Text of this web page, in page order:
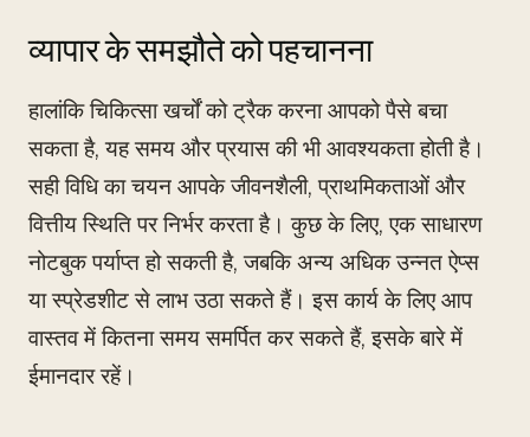
व्यापार के समझौते को पहचानना
हालांकि चिकित्सा खर्चों को ट्रैक करना आपको पैसे बचा
सकता है, यह समय और प्रयास की भी आवश्यकता होती है।
सही विधि का चयन आपके जीवनशैली, प्राथमिकताओं और
वित्तीय स्थिति पर निर्भर करता है। कुछ के लिए, एक साधारण
नोटबुक पर्याप्त हो सकती है, जबकि अन्य अधिक उन्नत ऐप्स
या स्प्रेडशीट से लाभ उठा सकते हैं। इस कार्य के लिए आप
वास्तव में कितना समय समर्पित कर सकते हैं, इसके बारे में
ईमानदार रहें।